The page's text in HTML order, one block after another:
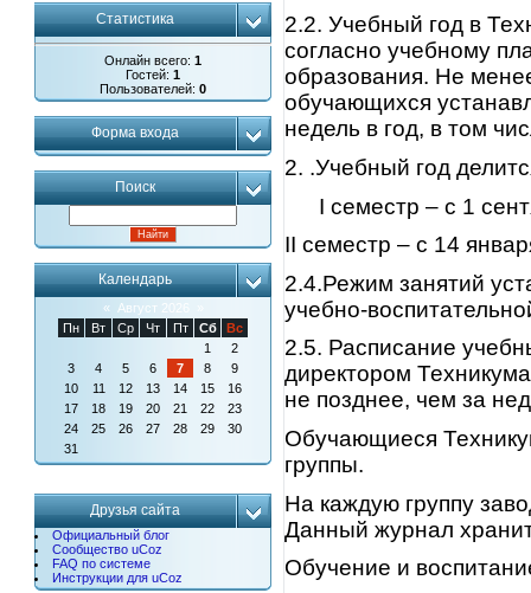
Статистика
Онлайн всего:1
Гостей:1
Пользователей:0
Форма входа
Поиск
Календарь
« Август 2026
Пн
Вт Ср Чт Пт Сб
Вс
1
2
3
4 5 6 7 8
9
10
11 12 13 14 15
16
17
18 19 20 21 22
23
24
25 26 27 28 29
30
31
Друзья сайта
Официальный блог
Сообщество uCoz
FAQ по системе
Инструкции для uCoz
2.2. Учебный год в
согласно учебному
образования. Не
обучающихся
недель в год, в том
2. .Учебный год
I семестр – с 1
II семестр – с 14
2.4.Режим занятий
учебно-
2.5. Расписание
директором
не позднее, чем за
Обучающиеся
группы.
На каждую группу
Данный журнал
Обучение и